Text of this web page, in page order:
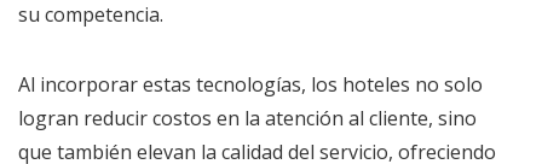
su competencia.
Al incorporar estas tecnologías, los hoteles no solo
logran reducir costos en la atención al cliente, sino
que también elevan la calidad del servicio, ofreciendo